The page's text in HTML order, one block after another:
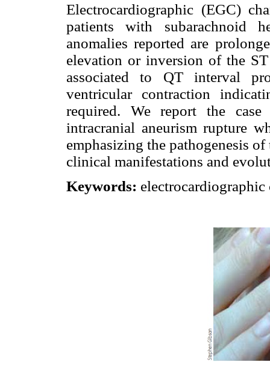
Electrocardiographic (EGC)
patients with subarachnoid
anomalies reported are
elevation or inversion of the
associated to QT interval
ventricular contraction
required. We report the
intracranial aneurism rupture
emphasizing the pathogenesis
clinical manifestations and
Keywords: electrocardiographic